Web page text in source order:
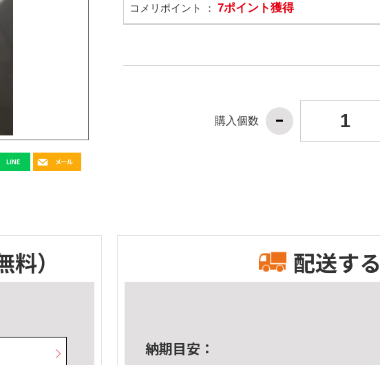
コメリポイント ： 7ポイント獲得
購入個数
料） 配送する
納期目安：